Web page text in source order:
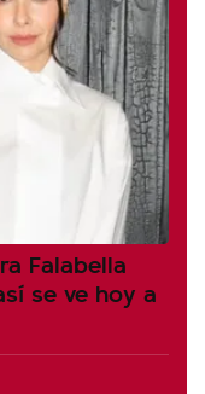
Falabella
se ve hoy a